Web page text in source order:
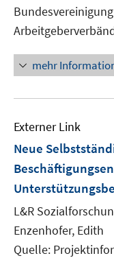
mehr
Externer Link
Neue
L&R
Enzenhofer, Edith
Quelle: